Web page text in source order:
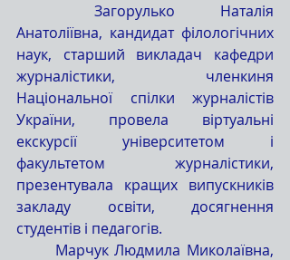
Анатоліївна, кандидат філологічних
наук, старший викладач кафедри
журналістики, членкиня
Національної спілки журналістів
України, провела віртуальні
екскурсії університетом і
факультетом журналістики,
презентувала кращих випускників
закладу освіти, досягнення
студентів і педагогів.